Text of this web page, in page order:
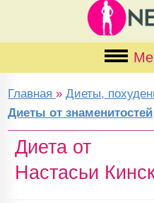
Главная »Диеты,
Диеты от знаменитостей
Диета от
Настасьи